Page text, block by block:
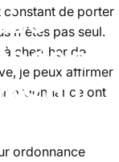
deski
du
de porter
n'êtes pas seul.
à chercher de
je peux affirmer
ordonnance ont
ordonnance